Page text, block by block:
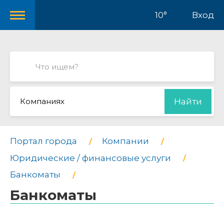
10° Вход
Компаниях Найти
Портал города
Компании
Юридические / финансовые услуги
Банкоматы
Банкоматы